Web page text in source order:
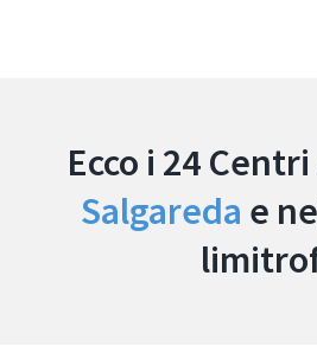
Ecco i 24
Salgareda e